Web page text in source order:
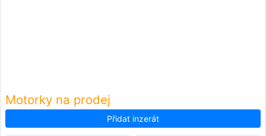
Motorky na prodej
Přidat inzerát